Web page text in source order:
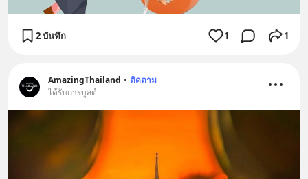
2 บันทึก 1 1
AmazingThailand • ติดตาม
ได้รับการบูสต์